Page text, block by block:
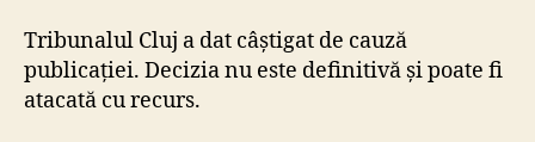
Tribunalul Cluj a dat câștigat de cauză
publicației. Decizia nu este definitivă și poate fi
atacată cu recurs.